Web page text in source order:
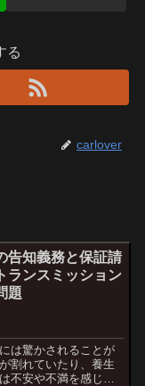
る
carlover
告知義務と保証請
ランスミッション
題
は驚かされることが
割れていたり、養生
不安や不満を感じる